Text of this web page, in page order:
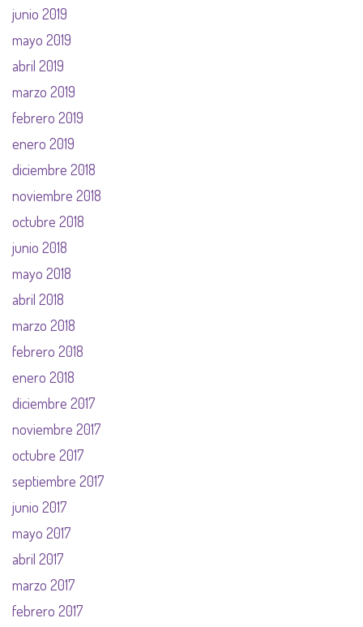
junio 2019
mayo 2019
abril 2019
marzo 2019
febrero 2019
enero 2019
diciembre 2018
noviembre 2018
octubre 2018
junio 2018
mayo 2018
abril 2018
marzo 2018
febrero 2018
enero 2018
diciembre 2017
noviembre 2017
octubre 2017
septiembre 2017
junio 2017
mayo 2017
abril 2017
marzo 2017
febrero 2017